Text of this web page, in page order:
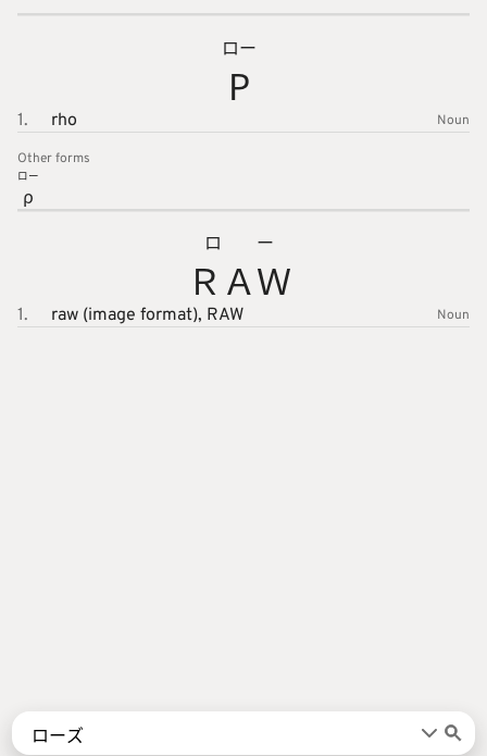
言葉 漢字
Ρ
ロー
1. rho Noun
Other forms
ρ
ロー
ＲＡＷ
ロー
1. raw (image format), RAW Noun